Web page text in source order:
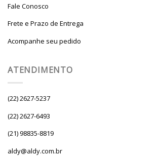
Fale Conosco
Frete e Prazo de Entrega
Acompanhe seu pedido
ATENDIMENTO
(22) 2627-5237
(22) 2627-6493
(21) 98835-8819
aldy@aldy.com.br